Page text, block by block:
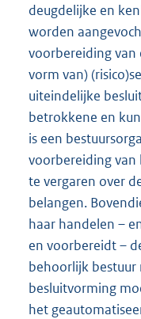
deugdelijke en
worden
voorbereiding van
vorm van)
uiteindelijke
betrokkene en
is een
voorbereiding
te vergaren over
belangen.
haar handelen –
en voorbereidt –
behoorlijk bestuur
besluitvorming
het